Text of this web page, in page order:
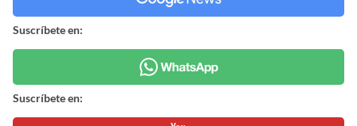
Suscríbete en:
Suscríbete en: